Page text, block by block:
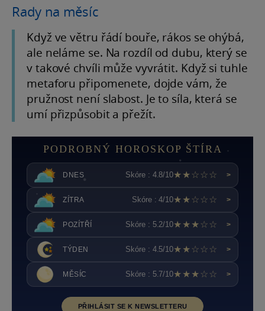
Rady na měsíc
Když ve větru řádí bouře, rákos se ohýbá,
ale neláme se. Na rozdíl od dubu, který se
v takové chvíli může vyvrátit. Když si tuhle
metaforu připomenete, dojde vám, že
pružnost není slabost. Je to síla, která se
umí přizpůsobit a přežít.
PODROBNÝ HOROSKOP ŠTÍRA
DNES Skóre : 4.8/10★★☆☆☆ >
ZÍTRA Skóre : 4/10★★☆☆☆ >
POZÍTŘÍ Skóre : 5.2/10★★★☆☆ >
TÝDEN Skóre : 4.5/10★★☆☆☆ >
MĚSÍC Skóre : 5.7/10★★★☆☆ >
PŘIHLÁSIT SE K NEWSLETTERU